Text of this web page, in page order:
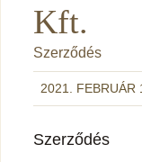
Kft.
Szerződés
2021. FEBRUÁR
Szerződés